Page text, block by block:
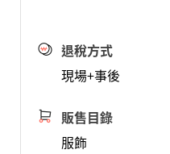
退稅方式
現場+事後
販售目錄
服飾